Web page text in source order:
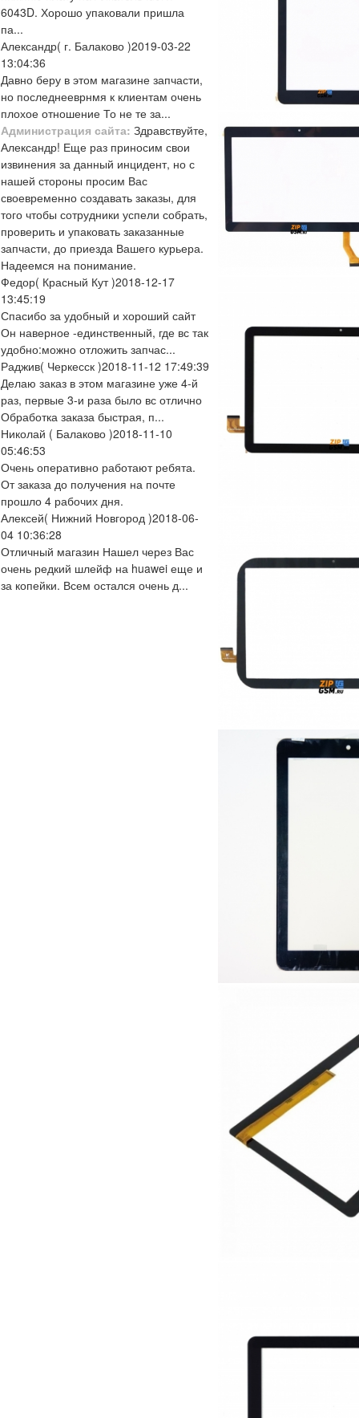
6043D. Хорошо упаковали пришла
па...
Александр( г. Балаково )2019-03-22
13:04:36
Давно беру в этом магазине запчасти,
но последнееврнмя к клиентам очень
плохое отношение То не те за...
Администрация сайта: Здравствуйте,
Александр! Еще раз приносим свои
извинения за данный инцидент, но с
нашей стороны просим Вас
своевременно создавать заказы, для
того чтобы сотрудники успели собрать,
проверить и упаковать заказанные
запчасти, до приезда Вашего курьера.
Надеемся на понимание.
Федор( Красный Кут )2018-12-17
13:45:19
Спасибо за удобный и хороший сайт
Он наверное -единственный, где вс так
удобно:можно отложить запчас...
Раджив( Черкесск )2018-11-12 17:49:39
Делаю заказ в этом магазине уже 4-й
раз, первые 3-и раза было вс отлично
Обработка заказа быстрая, п...
Николай ( Балаково )2018-11-10
05:46:53
Очень оперативно работают ребята.
От заказа до получения на почте
прошло 4 рабочих дня.
Алексей( Нижний Новгород )2018-06-
04 10:36:28
Отличный магазин Нашел через Вас
очень редкий шлейф на huawei еще и
за копейки. Всем остался очень д...